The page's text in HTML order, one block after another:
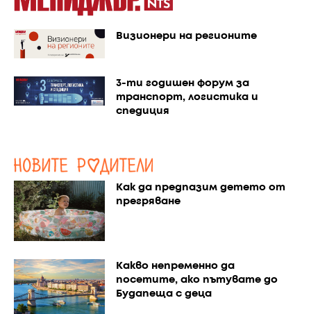
Визионери на регионите
3-ти годишен форум за
транспорт, логистика и
спедиция
Как да предпазим детето от
прегряване
Какво непременно да
посетите, ако пътувате до
Будапеща с деца